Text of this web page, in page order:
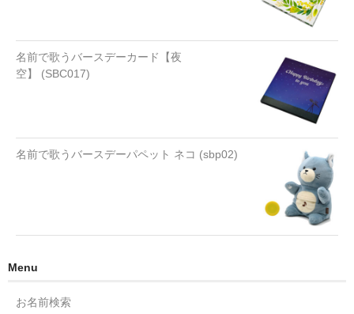
名前で歌うバースデーカード【夜
空】 (SBC017)
名前で歌うバースデーパペット ネコ (sbp02)
Menu
お名前検索